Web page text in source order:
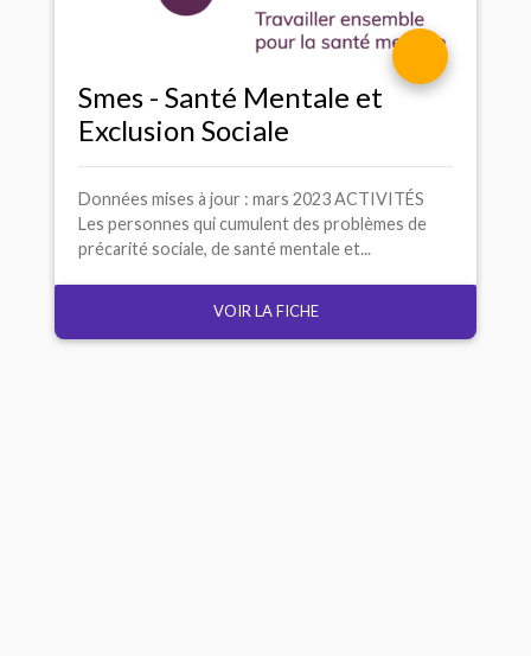
Smes - Santé Mentale et
Exclusion Sociale
Données mises à jour : mars 2023 ACTIVITÉS
Les personnes qui cumulent des problèmes de
précarité sociale, de santé mentale et...
VOIR LA FICHE